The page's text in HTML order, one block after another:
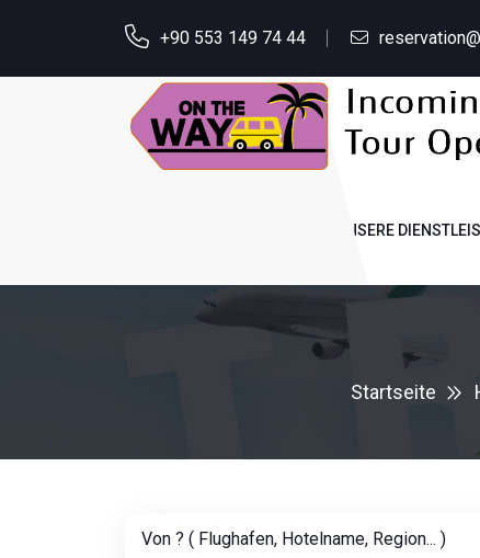
+90 553 149 74 44
UNSERE
Startseite
Von ? ( Flughafen, Hotelname, Region... )